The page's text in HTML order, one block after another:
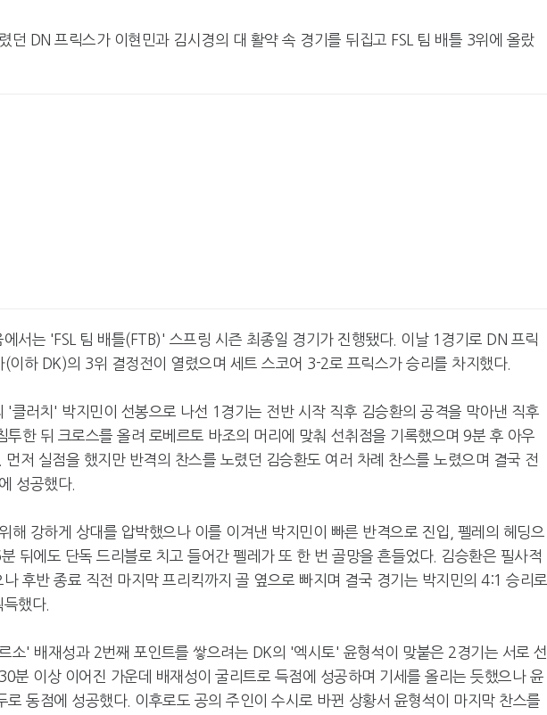
던 DN 프릭스가 이현민과 김시경의 대 활약 속 경기를 뒤집고 FSL 팀 배틀 3위에 올랐
서는 'FSL 팀 배틀(FTB)' 스프링 시즌 최종일 경기가 진행됐다. 이날 1경기로 DN 프릭
이하 DK)의 3위 결정전이 열렸으며 세트 스코어 3-2로 프릭스가 승리를 차지했다.
'클러치' 박지민이 선봉으로 나선 1경기는 전반 시작 직후 김승환의 공격을 막아낸 직후
투한 뒤 크로스를 올려 로베르토 바조의 머리에 맞춰 선취점을 기록했으며 9분 후 아우
저 실점을 했지만 반격의 찬스를 노렸던 김승환도 여러 차례 찬스를 노렸으며 결국 전
성공했다.
해 강하게 상대를 압박했으나 이를 이겨낸 박지민이 빠른 반격으로 진입, 펠레의 헤딩으
뒤에도 단독 드리블로 치고 들어간 펠레가 또 한 번 골망을 흔들었다. 김승환은 필사적
후반 종료 직전 마지막 프리킥까지 골 옆으로 빠지며 결국 경기는 박지민의 4:1 승리로
했다.
소' 배재성과 2번째 포인트를 쌓으려는 DK의 '엑시토' 윤형석이 맞붙은 2경기는 서로 선
분 이상 이어진 가운데 배재성이 굴리트로 득점에 성공하며 기세를 올리는 듯했으나 윤
로 동점에 성공했다. 이후로도 공의 주인이 수시로 바뀐 상황서 윤형석이 마지막 찬스를